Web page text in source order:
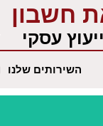
חשבון
עסקי
השירותים שלנו